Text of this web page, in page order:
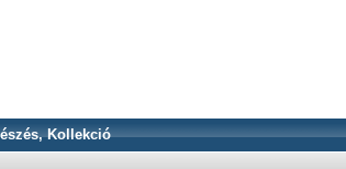
Kollekció